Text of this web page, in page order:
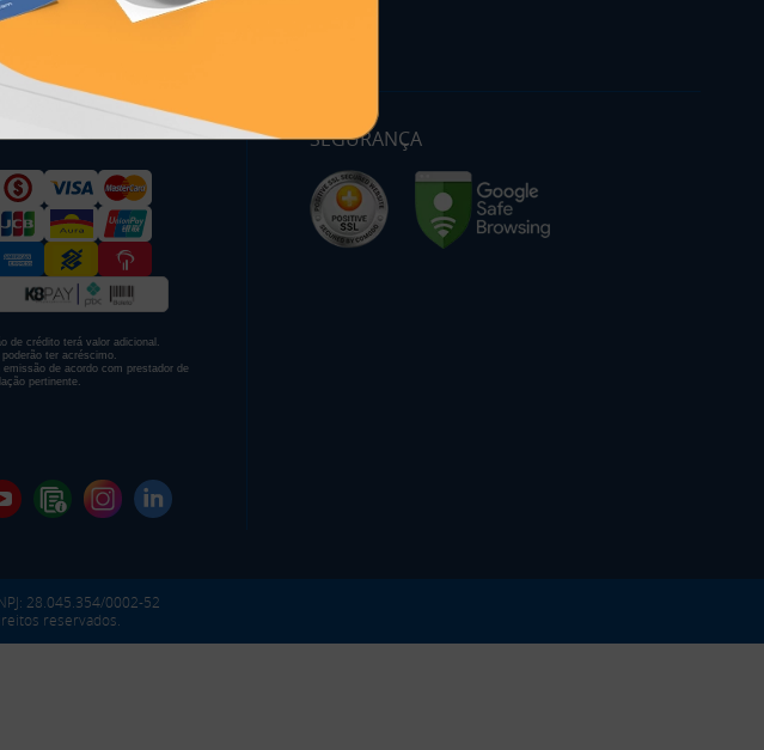
de crédito terá valor adicional.
ter acréscimo.
de acordo com prestador de
pertinente.
SEGURANÇA
28.045.354/0002-52
reservados.